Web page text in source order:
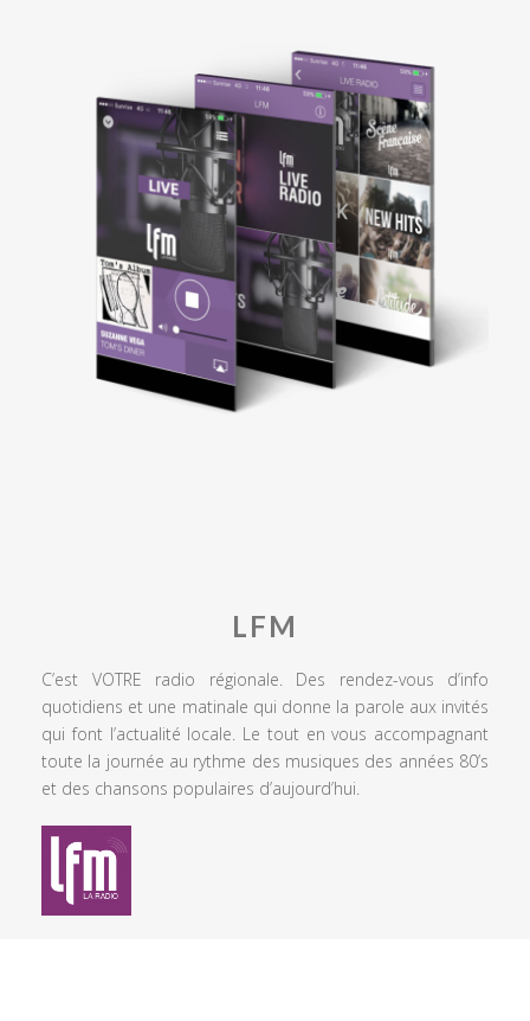
LFM
C’est VOTRE radio régionale. Des rendez-vous d’info
quotidiens et une matinale qui donne la parole aux invités
qui font l’actualité locale. Le tout en vous accompagnant
toute la journée au rythme des musiques des années 80’s
et des chansons populaires d’aujourd’hui.